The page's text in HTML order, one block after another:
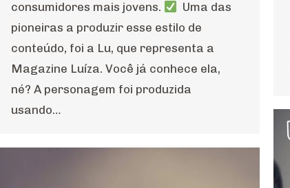
consumidores mais jovens.
Uma das
pioneiras a produzir esse estilo de
conteúdo, foi a Lu, que representa a
Magazine Luíza. Você já conhece ela,
né? A personagem foi produzida
usando…